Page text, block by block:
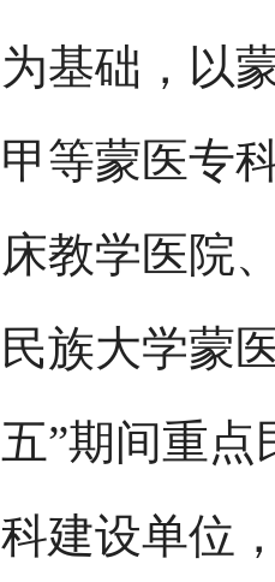
为基础，以
甲等蒙医专
床教学医院
民族大学蒙
五”期间重
科建设单位